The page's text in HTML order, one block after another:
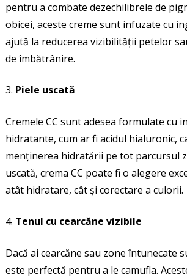
pentru a combate dezechilibrele de
obicei, aceste creme sunt infuzate cu
ajută la reducerea vizibilității petelor
de îmbătrânire.
Piele uscată
Cremele CC sunt adesea formulate cu
hidratante, cum ar fi acidul hialuronic,
menținerea hidratării pe tot parcursul
uscată, crema CC poate fi o alegere
atât hidratare, cât și corectare a culorii.
Tenul cu cearcăne vizibile
Dacă ai cearcăne sau zone întunecate
este perfectă pentru a le camufla.